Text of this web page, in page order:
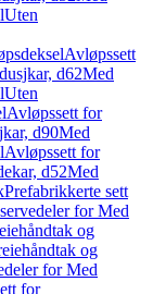
Uten
Avløpssett
d62Med
Uten
Avløpssett for
d90Med
Avløpssett for
d52Med
Prefabrikkerte sett
for Med
og
og
for Med
for